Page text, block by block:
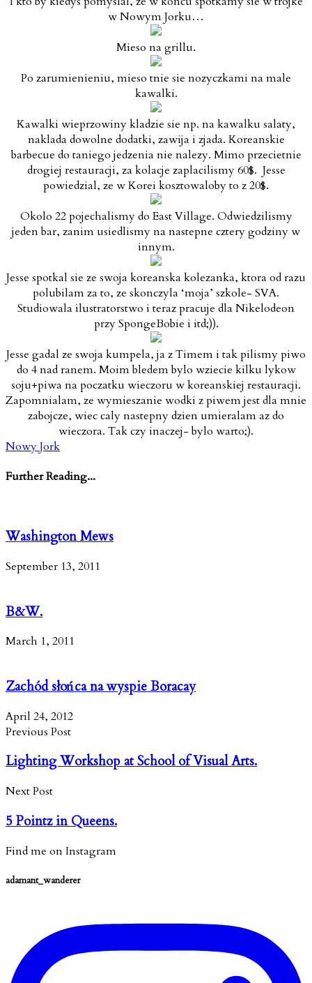
w Nowym Jorku…
Mieso na grillu.
Po zarumienieniu, mieso tnie sie nozyczkami na male
kawalki.
Kawalki wieprzowiny kladzie sie np. na kawalku salaty,
naklada dowolne dodatki, zawija i zjada. Koreanskie
barbecue do taniego jedzenia nie nalezy. Mimo przecietnie
drogiej restauracji, za kolacje zaplacilismy 60$. Jesse
powiedzial, ze w Korei kosztowaloby to z 20$.
Okolo 22 pojechalismy do East Village. Odwiedzilismy
jeden bar, zanim usiedlismy na nastepne cztery godziny w
innym.
Jesse spotkal sie ze swoja koreanska kolezanka, ktora od razu
polubilam za to, ze skonczyla ‘moja’ szkole- SVA.
Studiowala ilustratorstwo i teraz pracuje dla Nikelodeon
przy SpongeBobie i itd;)).
Jesse gadal ze swoja kumpela, ja z Timem i tak pilismy piwo
do 4 nad ranem. Moim bledem bylo wziecie kilku lykow
soju+piwa na poczatku wieczoru w koreanskiej restauracji.
Zapomnialam, ze wymieszanie wodki z piwem jest dla mnie
zabojcze, wiec caly nastepny dzien umieralam az do
wieczora. Tak czy inaczej- bylo warto;).
Nowy Jork
Further Reading...
Washington Mews
September 13, 2011
B&W.
March 1, 2011
Zachód słońca na wyspie Boracay
April 24, 2012
Previous Post
Lighting Workshop at School of Visual Arts.
Next Post
5 Pointz in Queens.
Find me on Instagram
adamant_wanderer